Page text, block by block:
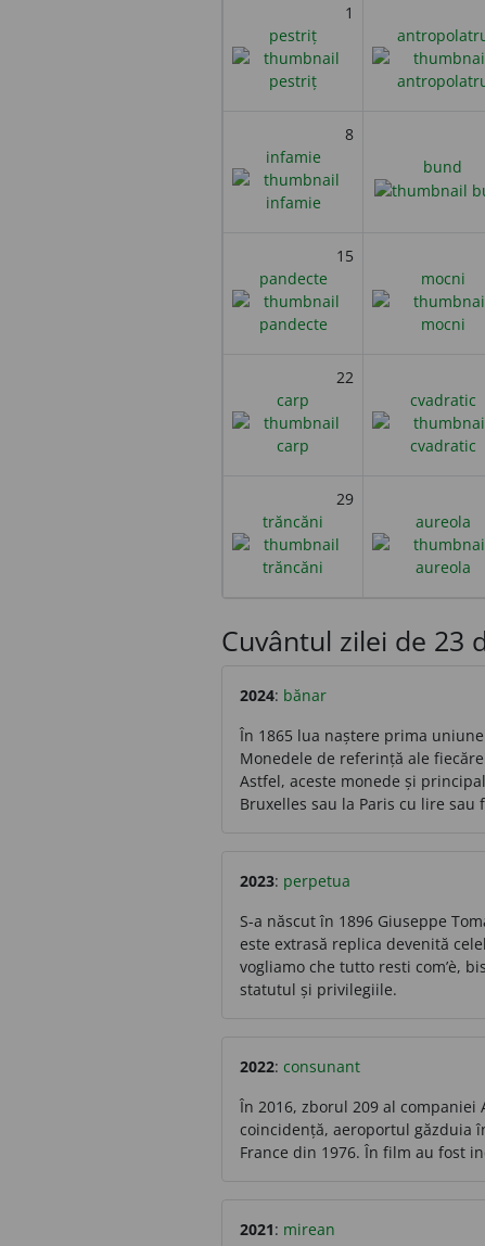
1
pestriț
8
infamie
bund
15
pandecte
mocni
22
carp
cvadratic
29
trăncăni
aureola
Cuvântul zilei de 23
2024: bănar
În 1865 lua naștere prima
Monedele de referință ale
Astfel, aceste monede și
Bruxelles sau la Paris cu lire sau
2023: perpetua
S-a născut în 1896 Giuseppe
este extrasă replica devenită
vogliamo che tutto resti com’è,
statutul și privilegiile.
2022: consunant
În 2016, zborul 209 al
coincidență, aeroportul găzduia
France din 1976. În film au fost
2021: mirean